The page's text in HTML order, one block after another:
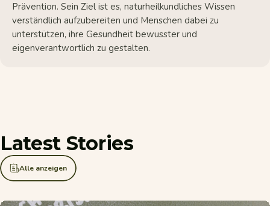
Prävention. Sein Ziel ist es, naturheilkundliches Wissen
verständlich aufzubereiten und Menschen dabei zu
unterstützen, ihre Gesundheit bewusster und
eigenverantwortlich zu gestalten.
Latest Stories
Alle anzeigen